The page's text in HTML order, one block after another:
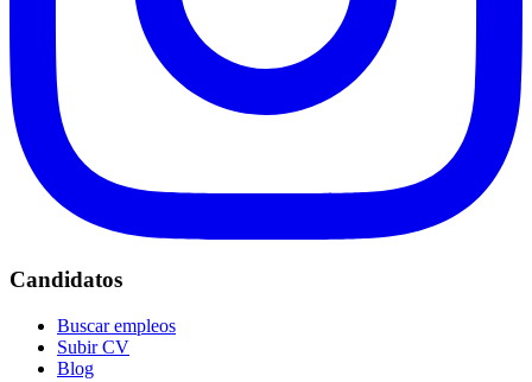
Candidatos
Buscar empleos
Subir CV
Blog